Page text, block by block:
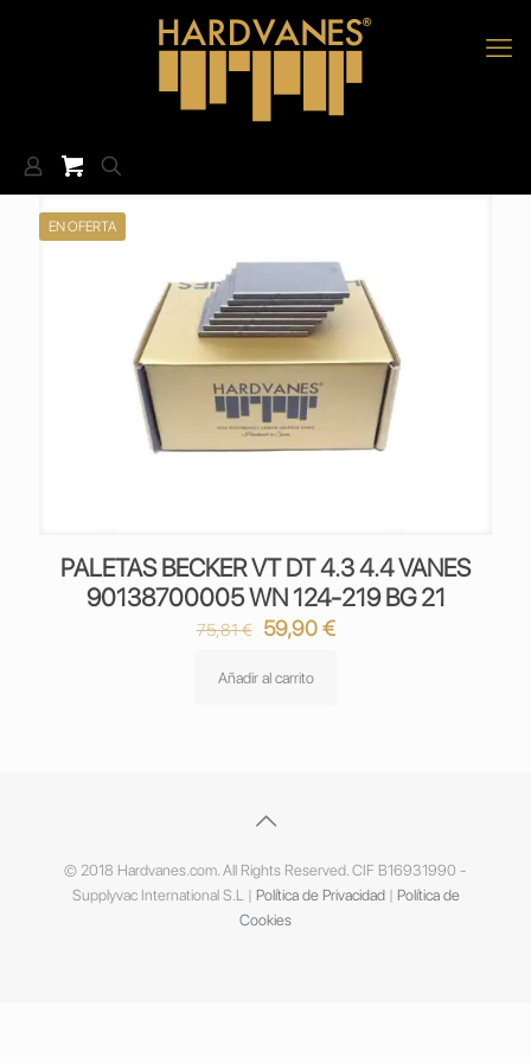
EN OFERTA
PALETAS BECKER VT DT 4.3 4.4 VANES
90138700005 WN 124-219 BG 21
75,81€
El
original
59,90€El
Añadir al carrito
© 2018 Hardvanes.com. All Rights Reserved. CIF B16931990 -
Supplyvac International S.L | Política de Privacidad| Política de
Cookies